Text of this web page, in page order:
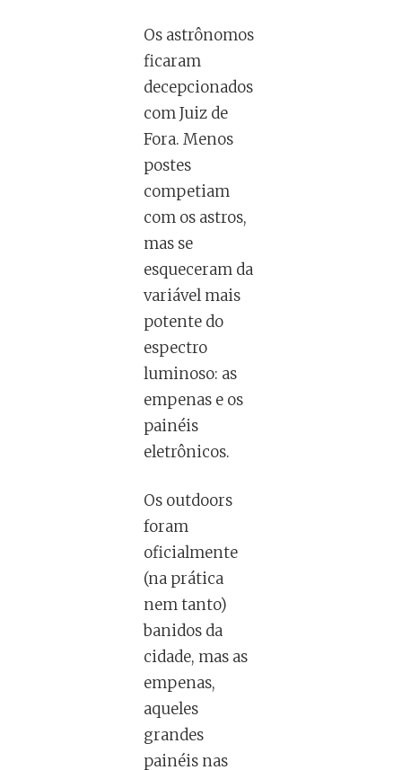
Os astrônomos
ficaram
decepcionados
com Juiz de
Fora. Menos
postes
competiam
com os astros,
mas se
esqueceram da
variável mais
potente do
espectro
luminoso: as
empenas e os
painéis
eletrônicos.
Os outdoors
foram
oficialmente
(na prática
nem tanto)
banidos da
cidade, mas as
empenas,
aqueles
grandes
painéis nas